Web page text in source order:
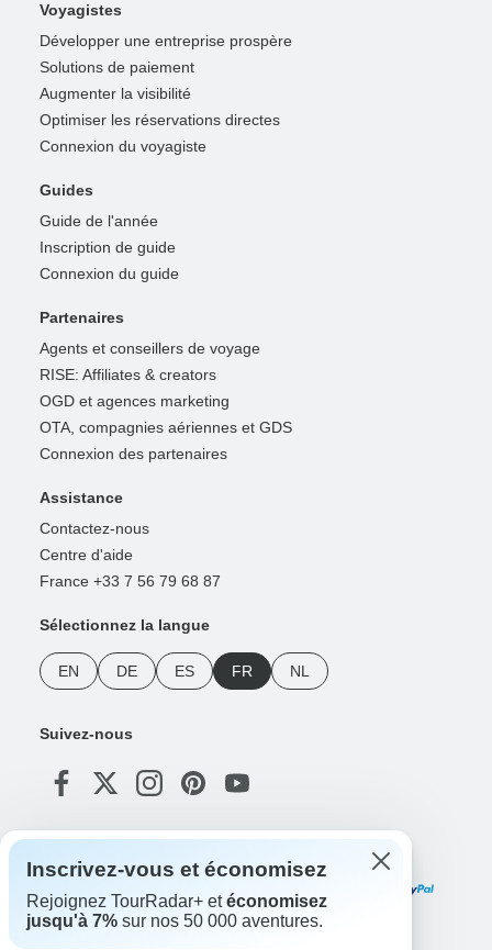
Voyagistes
Développer une entreprise prospère
Solutions de paiement
Augmenter la visibilité
Optimiser les réservations directes
Connexion du voyagiste
Guides
Guide de l'année
Inscription de guide
Connexion du guide
Partenaires
Agents et conseillers de voyage
RISE: Affiliates & creators
OGD et agences marketing
OTA, compagnies aériennes et GDS
Connexion des partenaires
Assistance
Contactez-nous
Centre d'aide
France +33 7 56 79 68 87
Sélectionnez la langue
EN DE ES FR NL
Suivez-nous
Inscrivez-vous et économisez
Rejoignez TourRadar+ etéconomisez
jusqu'à 7% sur nos 50 000 aventures.